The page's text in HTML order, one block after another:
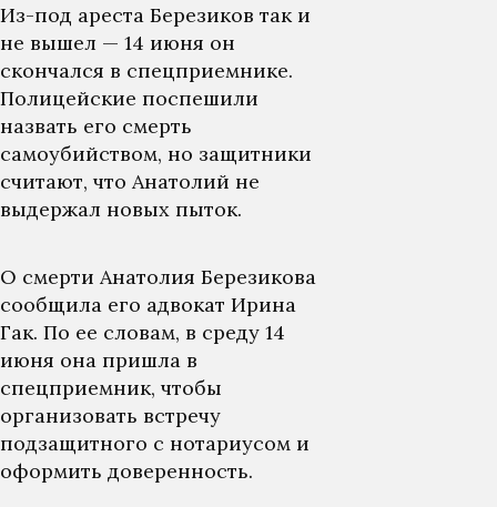
Из-под ареста Березиков так и
не вышел — 14 июня он
скончался в спецприемнике.
Полицейские поспешили
назвать его смерть
самоубийством, но защитники
считают, что Анатолий не
выдержал новых пыток.
О смерти Анатолия Березикова
сообщила его адвокат Ирина
Гак. По ее словам, в среду 14
июня она пришла в
спецприемник, чтобы
организовать встречу
подзащитного с нотариусом и
оформить доверенность.